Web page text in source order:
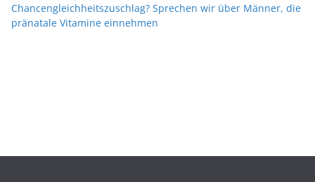
Chancengleichheitszuschlag? Sprechen wir über Männer, die
pränatale Vitamine einnehmen